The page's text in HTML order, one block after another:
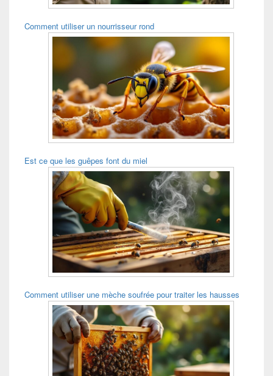
Comment utiliser un nourrisseur rond
Est ce que les guêpes font du miel
Comment utiliser une mèche soufrée pour traiter les hausses